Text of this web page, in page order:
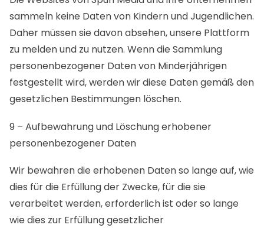
sammeln keine Daten von Kindern und Jugendlichen.
Daher müssen sie davon absehen, unsere Plattform
zu melden und zu nutzen. Wenn die Sammlung
personenbezogener Daten von Minderjährigen
festgestellt wird, werden wir diese Daten gemäß den
gesetzlichen Bestimmungen löschen.
9 – Aufbewahrung und Löschung erhobener
personenbezogener Daten
Wir bewahren die erhobenen Daten so lange auf, wie
dies für die Erfüllung der Zwecke, für die sie
verarbeitet werden, erforderlich ist oder so lange
wie dies zur Erfüllung gesetzlicher